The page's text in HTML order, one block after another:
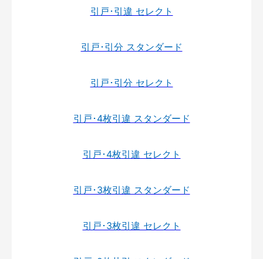
引戸･引違 セレクト
引戸･引分 スタンダード
引戸･引分 セレクト
引戸･4枚引違 スタンダード
引戸･4枚引違 セレクト
引戸･3枚引違 スタンダード
引戸･3枚引違 セレクト